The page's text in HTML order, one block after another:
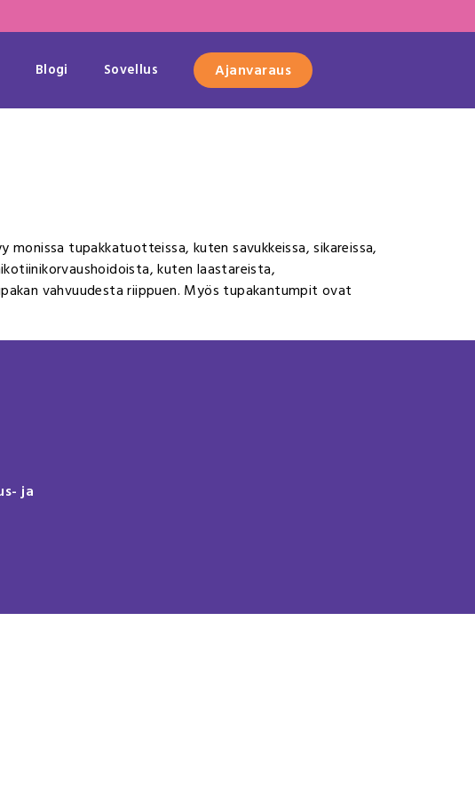
Blogi Sovellus Ajanvaraus
tupakkatuotteissa, kuten savukkeissa, sikareissa,
kuten laastareista,
vahvuudesta riippuen. Myös tupakantumpit ovat
ja